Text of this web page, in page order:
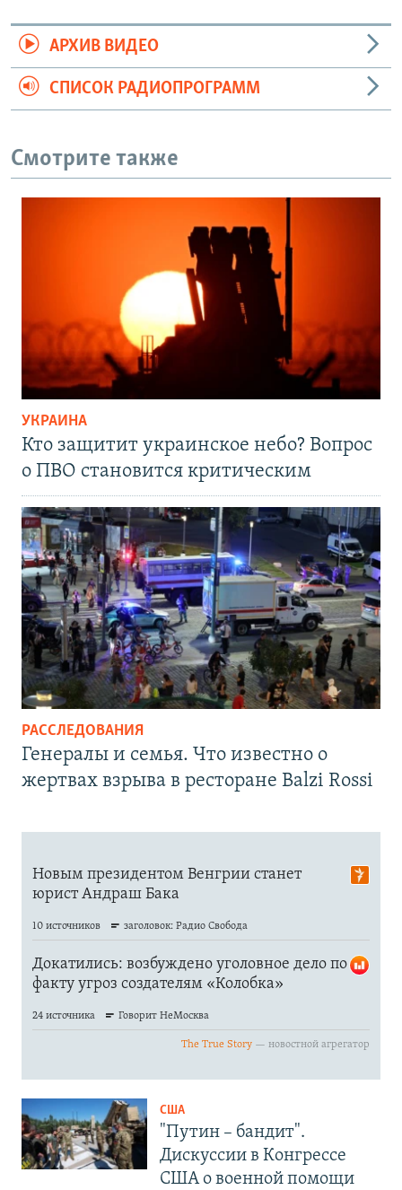
АРХИВ ВИДЕО
СПИСОК РАДИОПРОГРАММ
Смотрите также
УКРАИНА
Кто защитит украинское небо? Вопрос
о ПВО становится критическим
РАССЛЕДОВАНИЯ
Генералы и семья. Что известно о
жертвах взрыва в ресторане Balzi Rossi
США
"Путин – бандит".
Дискуссии в Конгрессе
США о военной помощи